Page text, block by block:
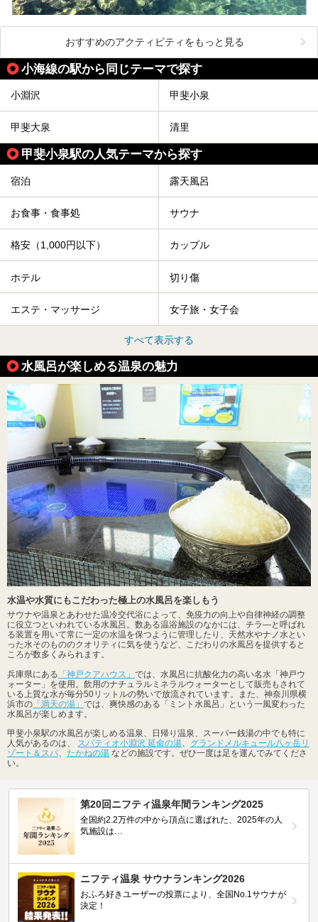
おすすめのアクティビティをもっと見る
小海線の駅から同じテーマで探す
小淵沢 甲斐小泉
甲斐大泉 清里
甲斐小泉駅の人気テーマから探す
宿泊 露天風呂
お食事・食事処 サウナ
格安（1,000円以下） カップル
ホテル 切り傷
エステ・マッサージ 女子旅・女子会
すべて表示する
水風呂が楽しめる温泉の魅力
水温や水質にもこだわった極上の水風呂を楽しもう
サウナや温泉とあわせた温冷交代浴によって、免疫力の向上や自律神経の調整
に役立つといわれている水風呂。数ある温浴施設のなかには、チラ―と呼ばれ
る装置を用いて常に一定の水温を保つように管理したり、天然水やナノ水とい
った水そのもののクオリティに気を使うなど、こだわりの水風呂を提供すると
ころが数多くみられます。
兵庫県にある 「神戸クアハウス」 では、水風呂に抗酸化力の高い名水「神戸ウ
ォーター」を使用。飲用のナチュラルミネラルウォーターとして販売もされて
いる上質な水が毎分50リットルの勢いで放流されています。また、神奈川県横
浜市の 「満天の湯」 では、爽快感のある「ミント水風呂」という一風変わった
水風呂が楽しめます。
甲斐小泉駅の水風呂が楽しめる温泉、日帰り温泉、スーパー銭湯の中でも特に
人気があるのは、
スパティオ小淵沢 延命の湯
グランドメルキュール八ヶ岳リ
ゾート＆スパ
たかねの湯 などの施設です。ぜひ一度は足を運んでみてくださ
い。
第20回ニフティ温泉年間ランキング2025
全国約2.2万件の中から頂点に選ばれた、2025年の人
気施設は…
ニフティ温泉 サウナランキング2026
おふろ好きユーザーの投票により、全国No.1サウナが
決定！